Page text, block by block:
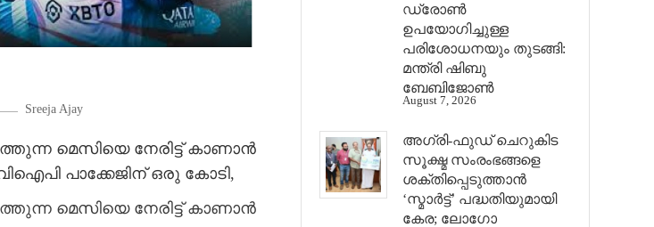
Sreeja Ajay
മെസിയെ നേരിട്ട് കാണാൻ
പാക്കേജിന് ഒരു കോടി,
മെസിയെ നേരിട്ട് കാണാൻ
ഡ്രോണ്‍
ഉപയോഗിച്ചുള്ള
പരിശോധനയും തുടങ്ങി:
മന്ത്രി ഷിബു
ബേബിജോണ്‍
August 7, 2026
അഗ്രി-ഫുഡ് ചെറുകിട
സൂക്ഷ്മ സംരംഭങ്ങളെ
ശക്തിപ്പെടുത്താന്‍
‘സ്മാര്‍ട്ട്’ പദ്ധതിയുമായി
കേര; ലോഗോ